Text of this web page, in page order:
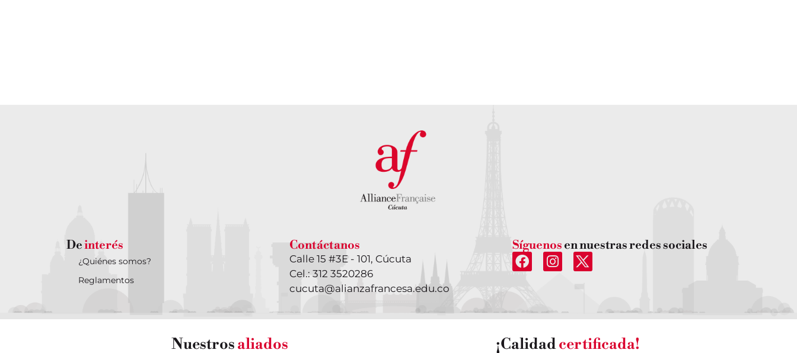
Deinterés
¿Quiénes somos?
Reglamentos
Contáctanos
Calle 15 #3E - 101, Cúcuta
Cel.: 312 3520286
cucuta@alianzafrancesa.edu.co
Síguenos en nuestras redes sociales
Nuestrosaliados ¡Calidadcertificada!